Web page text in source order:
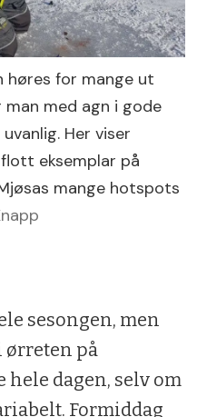
for mange ut
med agn i gode
Her viser
eksemplar på
mange hotspots
sesongen, men
på
hele dagen, selv om
Formiddag